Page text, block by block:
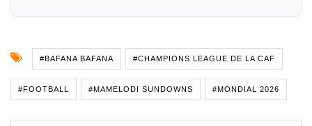
#BAFANA BAFANA #CHAMPIONS LEAGUE DE LA CAF
#FOOTBALL #MAMELODI SUNDOWNS #MONDIAL 2026